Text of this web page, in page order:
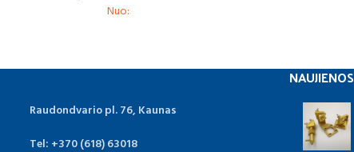
Nuo:
Raudondvario pl. 76, Kaunas
Tel: +370 (618) 63018
NAUJIENOS